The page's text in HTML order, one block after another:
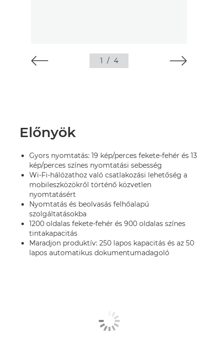
1 / 4
Előnyök
Gyors nyomtatás: 19 kép/perces fekete-fehér és 13
kép/perces színes nyomtatási sebesség
Wi-Fi-hálózathoz való csatlakozási lehetőség a
mobileszközökről történő közvetlen
nyomtatásért
Nyomtatás és beolvasás felhőalapú
szolgáltatásokba
1200 oldalas fekete-fehér és 900 oldalas színes
tintakapacitás
Maradjon produktív: 250 lapos kapacitás és az 50
lapos automatikus dokumentumadagoló